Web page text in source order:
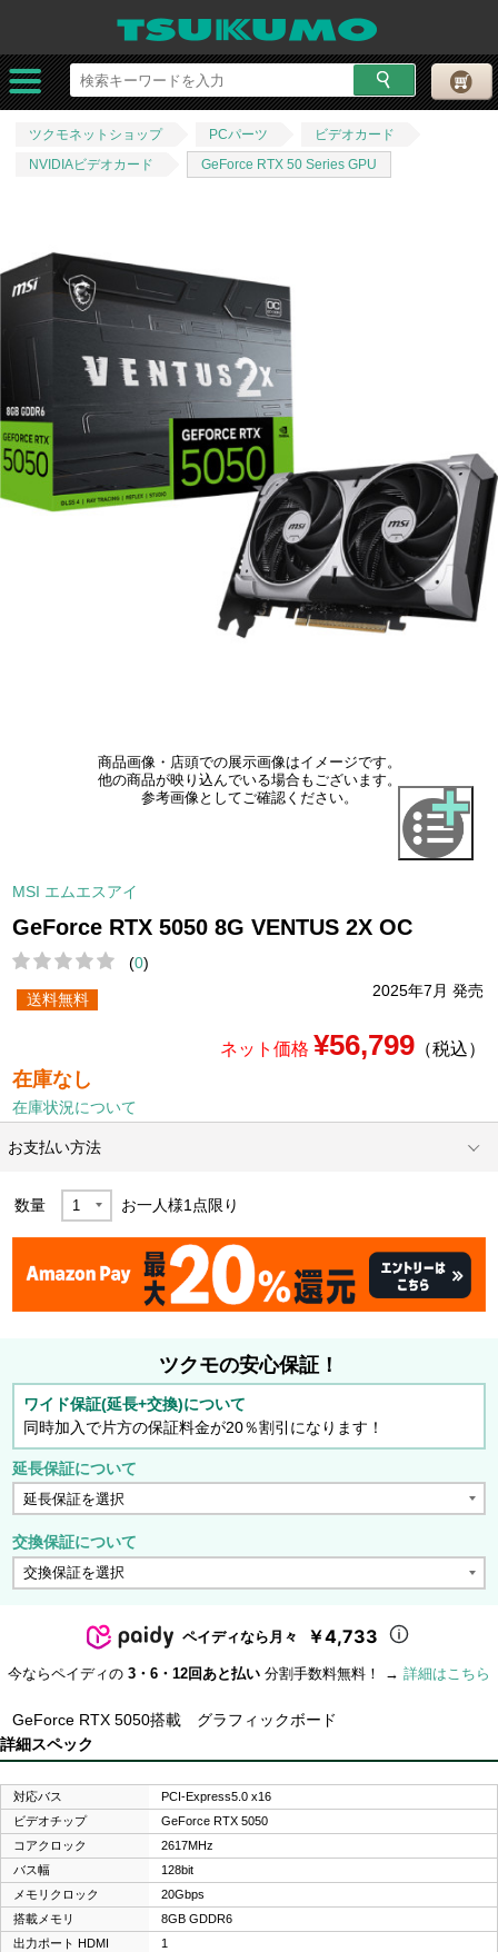
ツクモネットショップ PCパーツ
ビデオカード
NVIDIAビデオカード
GeForce RTX 50 Series GPU
商品画像・店頭での展示画像はイメージです。
他の商品が映り込んでいる場合もございます。
参考画像としてご確認ください。
MSI エムエスアイ
GeForce RTX 5050 8G VENTUS 2X OC
(0)
2025年7月 発売
送料無料
ネット価格 ¥56,799（税込）
在庫なし
在庫状況について
お支払い方法
数量 お一人様1点限り
ツクモの安心保証！
ワイド保証(延長+交換)について
同時加入で片方の保証料金が20％割引になります！
延長保証について
交換保証について
ペイディなら月々 ￥4,733
今ならペイディの 3・6・12回あと払い 分割手数料無料！ → 詳細はこちら
GeForce RTX 5050搭載 グラフィックボード
詳細スペック
対応バス
PCI-Express5.0 x16
ビデオチップ
GeForce RTX 5050
コアクロック
2617MHz
バス幅
128bit
メモリクロック
20Gbps
搭載メモリ
8GB GDDR6
出力ポート HDMI
1